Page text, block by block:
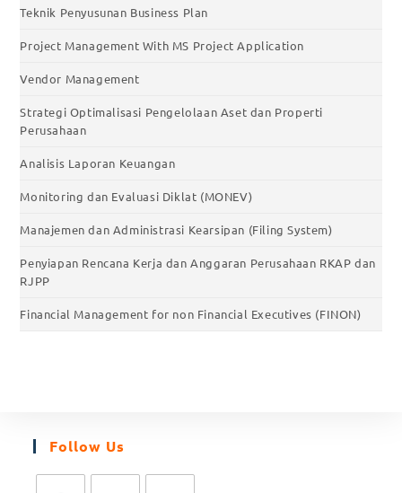
Teknik Penyusunan Business Plan
Project Management With MS Project Application
Vendor Management
Strategi Optimalisasi Pengelolaan Aset dan Properti
Perusahaan
Analisis Laporan Keuangan
Monitoring dan Evaluasi Diklat (MONEV)
Manajemen dan Administrasi Kearsipan (Filing System)
Penyiapan Rencana Kerja dan Anggaran Perusahaan RKAP dan
RJPP
Financial Management for non Financial Executives (FINON)
Follow Us